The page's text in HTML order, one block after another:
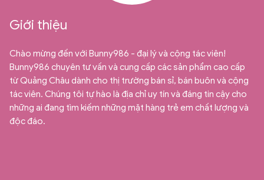
Giới thiệu
Chào mừng đến với Bunny986 - đại lý và cộng tác viên!
Bunny986 chuyên tư vấn và cung cấp các sản phẩm cao cấp
từ Quảng Châu dành cho thị trường bán sỉ, bán buôn và cộng
tác viên. Chúng tôi tự hào là địa chỉ uy tín và đáng tin cậy cho
những ai đang tìm kiếm những mặt hàng trẻ em chất lượng và
độc đáo.